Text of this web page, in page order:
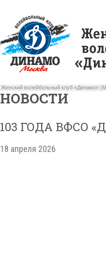
Женский волейбольный клуб «Динамо»
НОВОСТИ
103 ГОДА ВФСО
18 апреля 2026